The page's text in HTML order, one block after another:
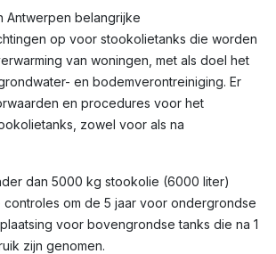
Antwerpen belangrijke
op voor stookolietanks die worden
van woningen, met als doel het
en bodemverontreiniging. Er
en procedures voor het
zowel voor als na
dan 5000 kg stookolie (6000 liter)
om de 5 jaar voor ondergrondse
voor bovengrondse tanks die na 1
zijn genomen.